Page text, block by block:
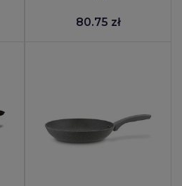
80.75 zł